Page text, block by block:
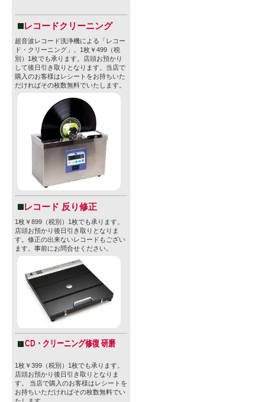
レコードクリーニング
超音波レコード洗浄機による「レコー
ド・クリーニング」。1枚￥499（税
別）1枚でも承ります。店頭お預かり
して後日引き取りとなります。当店で
購入のお客様はレシートをお持ちいた
だければその枚数無料でいたします。
レコード 反り修正
1枚￥899（税別）1枚でも承ります。
店頭お預かり後日引き取りとなりま
す。修正の出来ないレコードもござい
ます。事前にお問合せください。
CD・クリーニング修復 研磨
1枚￥399（税別）1枚でも承ります。
店頭お預かり後日引き取りとなりま
す。 当店で購入のお客様はレシートを
お持ちいただければその枚数無料でい